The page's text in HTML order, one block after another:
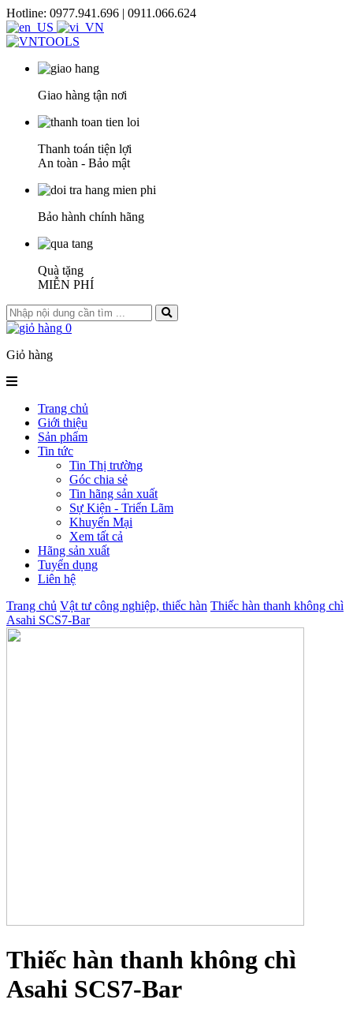
Hotline: 0977.941.696 | 0911.066.624
Giao hàng tận nơi
Thanh toán tiện lợi
An toàn - Bảo mật
Bảo hành chính hãng
Quà tặng
MIỄN PHÍ
0
Giỏ hàng
Trang chủ
Giới thiệu
Sản phẩm
Tin tức
Tin Thị trường
Góc chia sẻ
Tin hãng sản xuất
Sự Kiện - Triển Lãm
Khuyến Mại
Xem tất cả
Hãng sản xuất
Tuyển dụng
Liên hệ
Trang chủ Vật tư công nghiệp, thiếc hàn Thiếc hàn thanh không chì
Asahi SCS7-Bar
Thiếc hàn thanh không chì
Asahi SCS7-Bar